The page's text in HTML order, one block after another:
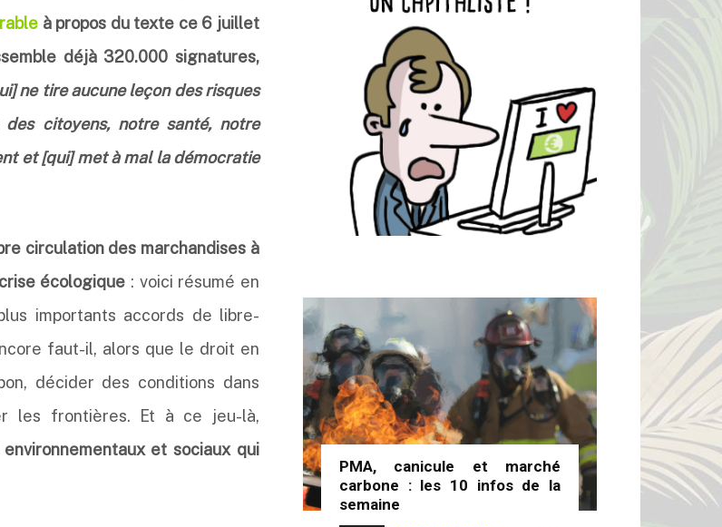
à propos du texte ce 6 juillet
déjà 320.000 signatures,
ne tire aucune leçon des risques
citoyens, notre santé, notre
et [qui] met à mal la démocratie
circulation des marchandises à
écologique : voici résumé en
importants accords de libre-
faut-il, alors que le droit en
décider des conditions dans
les frontières. Et à ce jeu-là,
et sociaux qui
PMA, canicule et marché
carbone : les 10 infos de la
semaine